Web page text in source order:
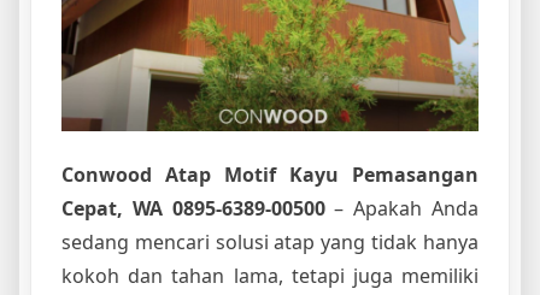
Conwood Atap Motif Kayu Pemasangan
Cepat, WA 0895-6389-00500– Apakah Anda
sedang mencari solusi atap yang tidak hanya
kokoh dan tahan lama, tetapi juga memiliki